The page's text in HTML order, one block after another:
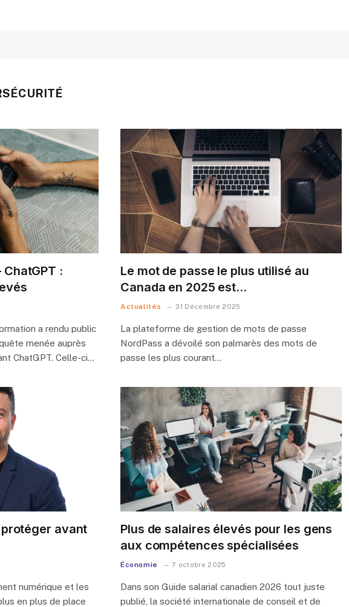
ChatGPT :
a rendu public
menée auprès
ChatGPT. Celle-ci…
Le mot de passe le plus utilisé au
Canada en 2025 est…
Actualités 31 Décembre 2025
La plateforme de gestion de mots de passe
NordPass a dévoilé son palmarès des mots de
passe les plus courant…
avant
numérique et les
en plus de place
Plus de salaires élevés pour les gens
aux compétences spécialisées
Économie 7 octobre 2025
Dans son Guide salarial canadien 2026 tout juste
publié, la société internationale de conseil et de